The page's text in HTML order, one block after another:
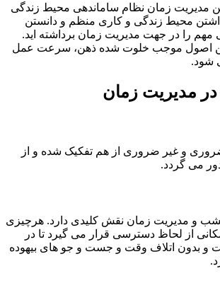
زمان نظام ساماندهی محیط زندگی
محیط زندگی و کاری منظم و دانستن
در جهت مدیریت زمان برداشته اید.
موجب خلوت شده ذهن، سرعت عمل
مدیریت زمان
و غیر ضروری از هم تفکیک شده و از
گردد.
زمان نقش کلیدی دارد. هرچیزی
از لحاظ دسترسی قرار می گیرد تا در
اتلاف وقت و جست و جو های بیهوده